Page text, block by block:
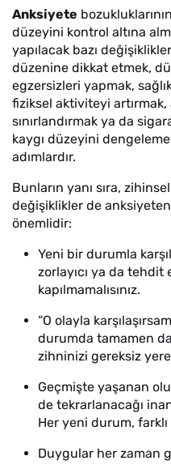
Anksiyete
düzeyini kontrol altına
yapılacak bazı
düzenine dikkat etmek,
egzersizleri yapmak,
fiziksel aktiviteyi
sınırlandırmak ya da
kaygı düzeyini
adımlardır.
Bunların yanı sıra,
değişiklikler de
önemlidir:
Yeni bir durumla
zorlayıcı ya da
kapılmamalısınız.
“O olayla
durumda tamamen
zihninizi gereksiz yere
Geçmişte yaşanan
de tekrarlanacağı
Her yeni durum,
Duygular her zaman